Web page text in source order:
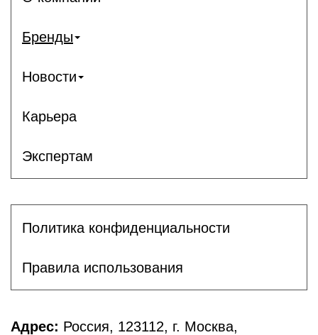
Бренды
Новости
Карьера
Экспертам
Политика конфиденциальности
Правила использования
Адрес: Россия, 123112, г. Москва,